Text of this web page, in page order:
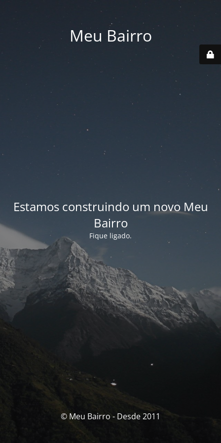
Meu Bairro
Estamos construindo um novo Meu
Bairro
Fique ligado.
© Meu Bairro - Desde 2011